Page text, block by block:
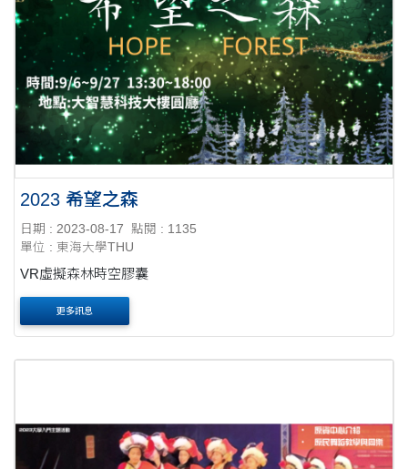
2023 希望之森
日期 : 2023-08-17
點閱 : 1135
單位 : 東海大學THU
VR虛擬森林時空膠囊
更多訊息